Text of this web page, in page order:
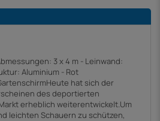
3 x 4 m - Leinwand:
Aluminium - Rot
hat sich der
des deportierten
erheblich weiterentwickelt.Um
leichten Schauern zu schützen,